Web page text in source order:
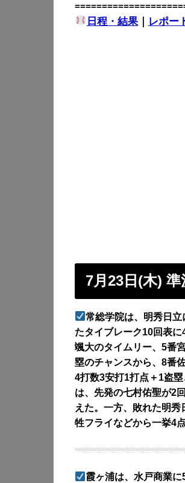
日程・結果｜ レポー
7月23日(木) 準
常総学院は、明秀日
たタイブレーク10回表
颯大のタイムリー、5番
塁のチャンスから、8番
4打数3安打1打点＋1盗
は、先発の七村佑聖が2
えた。一方、敗れた明
牲フライなどから一挙4
霞ヶ浦は、水戸商業